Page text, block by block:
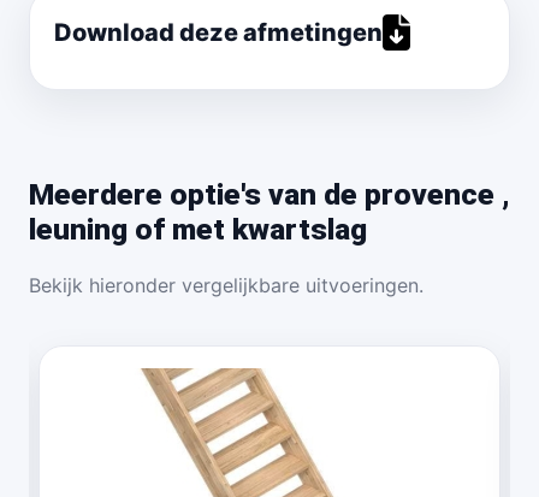
Download deze afmetingen
Meerdere optie's van de provence ,
leuning of met kwartslag
Bekijk hieronder vergelijkbare uitvoeringen.